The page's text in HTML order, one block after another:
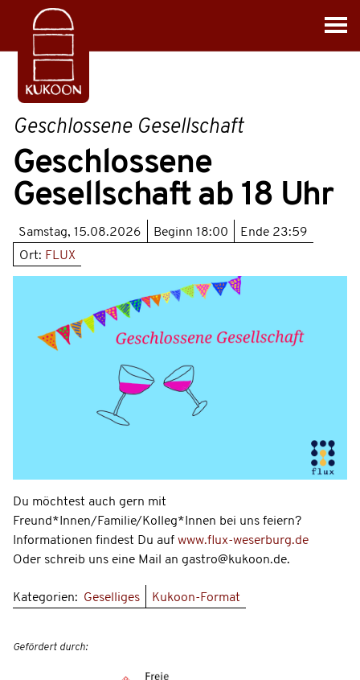
Geschlossene Gesellschaft
Geschlossene
Gesellschaft ab 18 Uhr
Samstag, 15.08.2026 Beginn 18:00 Ende 23:59
Ort: FLUX
Du möchtest auch gern mit
Freund*Innen/Familie/Kolleg*Innen bei uns feiern?
Informationen findest Du auf www.flux-weserburg.de
Oder schreib uns eine Mail an gastro@kukoon.de.
Kategorien: Geselliges Kukoon-Format
Gefördert durch: